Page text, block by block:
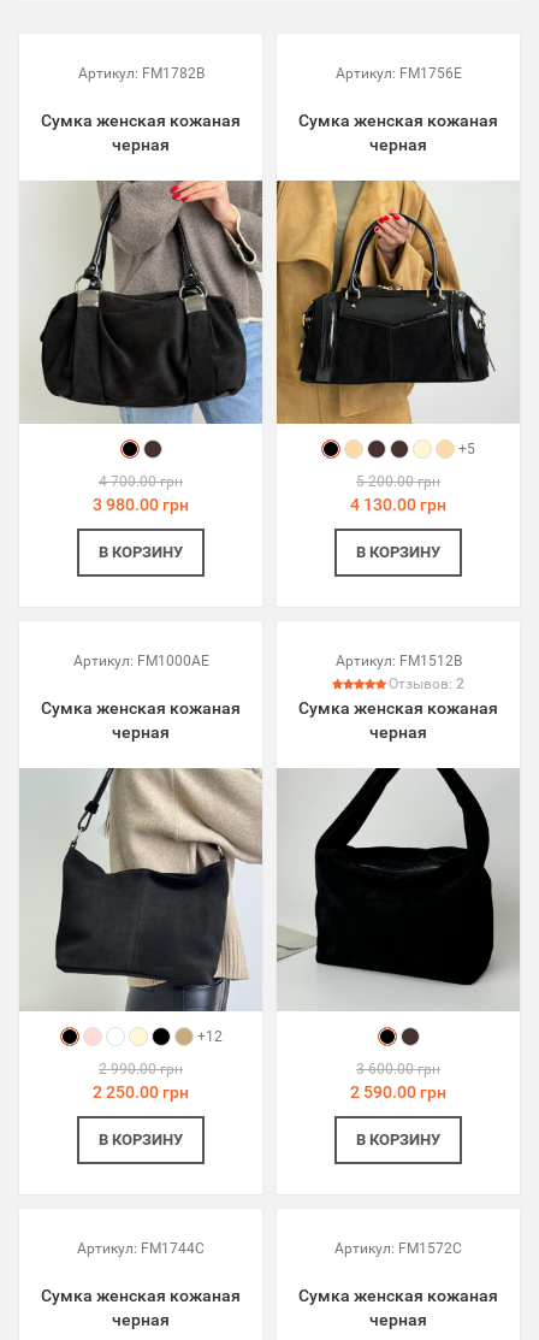
Артикул: FM1782B
Сумка женская кожаная
черная
4 700.00 грн
3 980.00 грн
В КОРЗИНУ
Артикул: FM1756E
Сумка женская кожаная
черная
+5
5 200.00 грн
4 130.00 грн
В КОРЗИНУ
Артикул: FM1000AE
Сумка женская кожаная
черная
+12
2 990.00 грн
2 250.00 грн
В КОРЗИНУ
Артикул: FM1512B
Отзывов: 2
Сумка женская кожаная
черная
3 600.00 грн
2 590.00 грн
В КОРЗИНУ
Артикул: FM1744C
Сумка женская кожаная
черная
Артикул: FM1572C
Сумка женская кожаная
черная